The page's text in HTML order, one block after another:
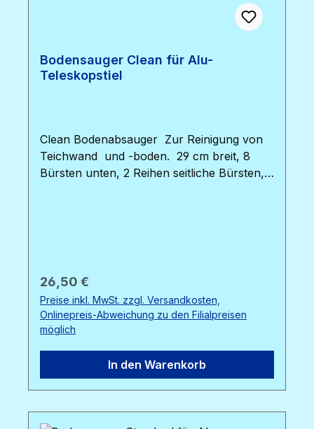
Bodensauger Clean für Alu-
Teleskopstiel
Clean Bodenabsauger Zur Reinigung von
Teichwand und -boden. 29 cm breit, 8
Bürsten unten, 2 Reihen seitliche Bürsten,
Regulärer Preis:
26,50 €
Preise inkl. MwSt. zzgl. Versandkosten,
Onlinepreis-Abweichung zu den Filialpreisen
möglich
In den Warenkorb